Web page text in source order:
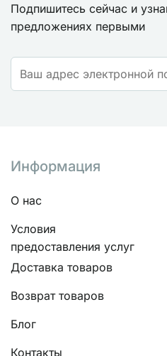
Подпишитесь сейчас и
предложениях первыми
Информация
О нас
Условия
предоставления услуг
Доставка товаров
Возврат товаров
Блог
Контакты